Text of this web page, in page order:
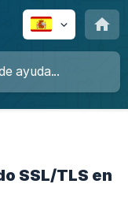
SSL/TLS en